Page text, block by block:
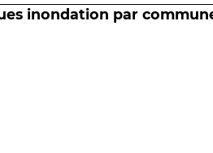
inondation par